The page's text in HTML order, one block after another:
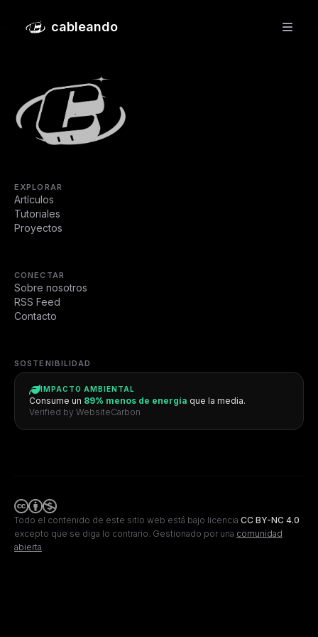
cableando
Bypass de requisitos Windows 11
EXPLORAR
Artículos
Tutoriales
Proyectos
CONECTAR
Sobre nosotros
RSS Feed
Contacto
SOSTENIBILIDAD
IMPACTO AMBIENTAL
Consume un 89% menos de energía que la media.
Verified by WebsiteCarbon
Todo el contenido de este sitio web está bajo licencia CC BY-NC 4.0
excepto que se diga lo contrario. Gestionado por una comunidad
abierta